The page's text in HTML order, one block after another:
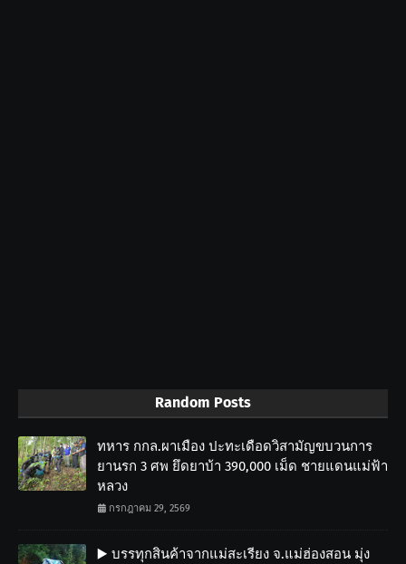
Random Posts
ทหาร กกล.ผาเมือง ปะทะเดือดวิสามัญขบวนการ
ยานรก 3 ศพ ยึดยาบ้า 390,000 เม็ด ชายแดนแม่ฟ้า
หลวง
กรกฎาคม 29, 2569
▶️ บรรทุกสินค้าจากแม่สะเรียง จ.แม่ฮ่องสอน มุ่ง